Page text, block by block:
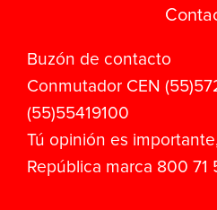
Buzón de contacto
Conmutador CEN
(55)55419100
Tú opinión es
República marca 800 71